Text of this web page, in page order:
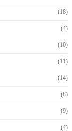
(18)
(4)
(10)
(11)
(14)
(8)
(9)
(4)